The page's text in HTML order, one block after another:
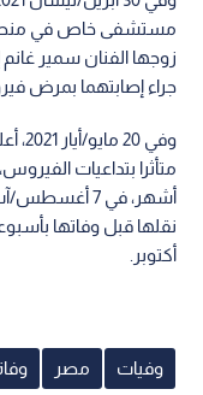
مستشفى خاص في منطقة
زوجها الفنان سمير
جراء إصابتهما بمرض
متأثرا بتداعيات
نقلها قبل وفاتها
أكتوبر.
وفيات مصر